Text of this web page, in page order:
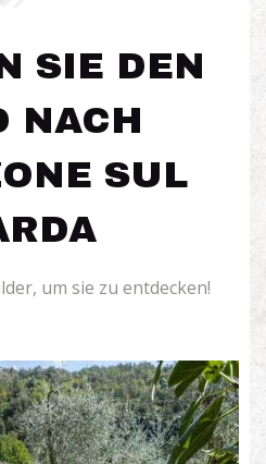
SIE DEN
NACH
SUL
um sie zu entdecken!